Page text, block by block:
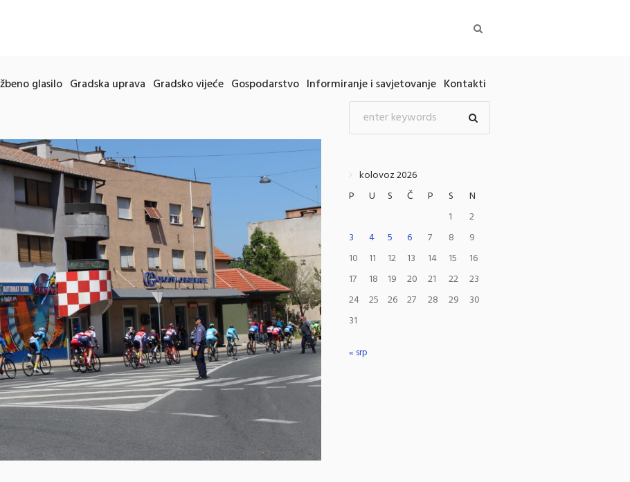
glasilo Gradska uprava Gradsko vijeće Gospodarstvo Informiranje i savjetovanje Kontakti
kolovoz 2026
P
U S Č P S
N
1
2
3
4 5 6 7 8
9
10
11 12 13 14 15
16
17
18 19 20 21 22
23
24
25 26 27 28 29
30
31
« srp